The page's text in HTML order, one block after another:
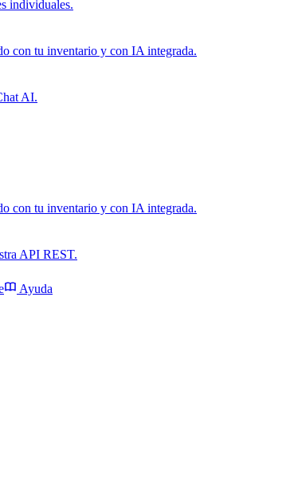
individuales.
con tu inventario y con IA integrada.
AI.
con tu inventario y con IA integrada.
API REST.
Ayuda